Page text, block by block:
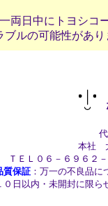
両日中にトヨシコ
ブルの可能性があ
本社
ＴＥＬ０６－６９６２
質保証 ：万一の不良品
日以内・未開封に限